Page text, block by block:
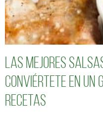
Las mejores
Conviértete en un
recetas